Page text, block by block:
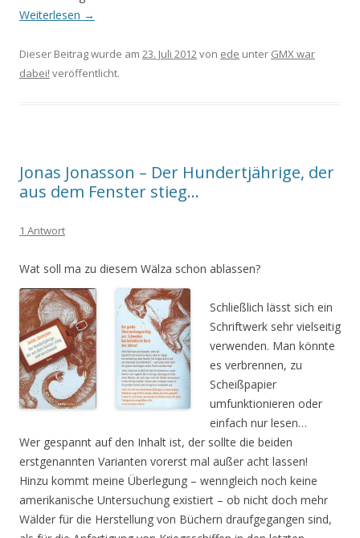
Weiterlesen →
Dieser Beitrag wurde am 23. Juli 2012von ede unter GMX war
dabei! veröffentlicht.
Jonas Jonasson – Der Hundertjährige, der
aus dem Fenster stieg…
1 Antwort
Wat soll ma zu diesem Wälza schon ablassen?
Schließlich lässt sich ein
Schriftwerk sehr vielseitig
verwenden. Man könnte
es verbrennen, zu
Scheißpapier
umfunktionieren oder
einfach nur lesen…
Wer gespannt auf den Inhalt ist, der sollte die beiden
erstgenannten Varianten vorerst mal außer acht lassen!
Hinzu kommt meine Überlegung – wenngleich noch keine
amerikanische Untersuchung existiert – ob nicht doch mehr
Wälder für die Herstellung von Büchern draufgegangen sind,